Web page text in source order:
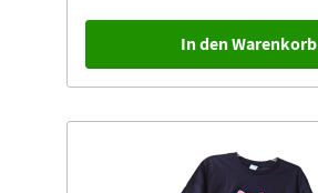
In den Warenkorb